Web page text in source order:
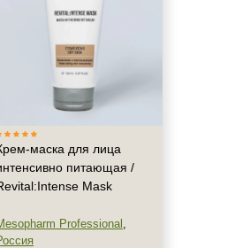
маска для лица
питающая /
Mask
Professional ,